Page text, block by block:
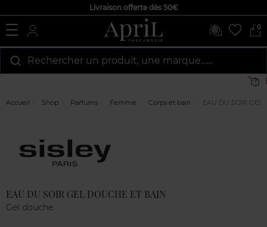
Livraison offerte dès 50€
0
Rechercher un produit, une marque…...
Accueil Shop Parfums Femme Corps et bain EAU DU SOIR GEL
EAU DU SOIR GEL DOUCHE ET BAIN
Gel douche